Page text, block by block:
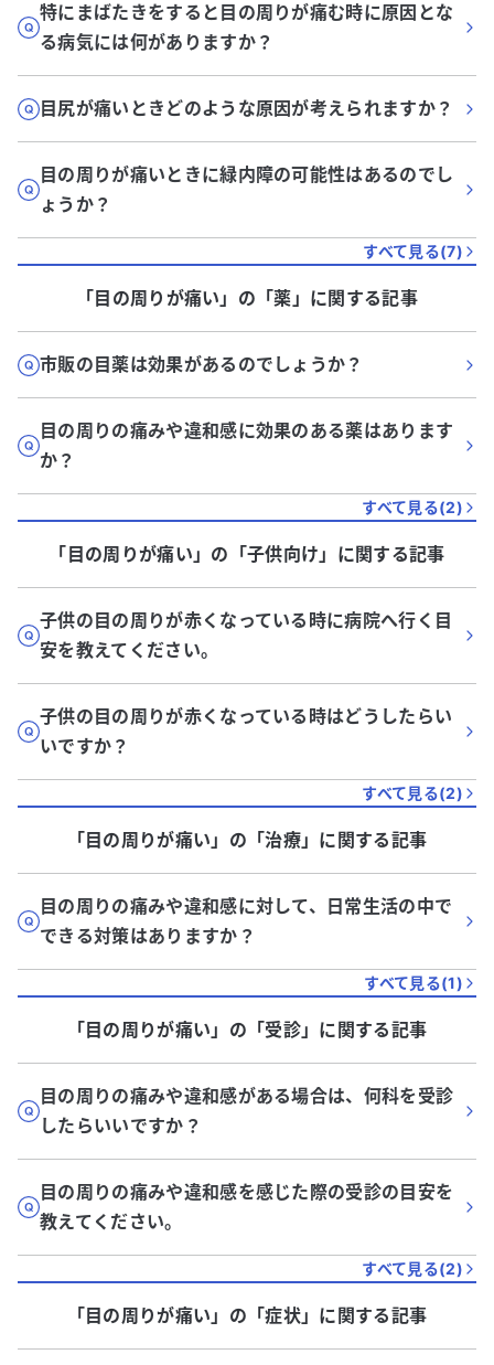
特にまばたきをすると目の周りが痛む時に原因とな
る病気には何がありますか？
目尻が痛いときどのような原因が考えられますか？
目の周りが痛いときに緑内障の可能性はあるのでし
ょうか？
すべて見る(7)
「目の周りが痛い」 の「薬 」に関する記事
市販の目薬は効果があるのでしょうか？
目の周りの痛みや違和感に効果のある薬はあります
か？
すべて見る(2)
「目の周りが痛い」 の「子供向け 」に関する記事
子供の目の周りが赤くなっている時に病院へ行く目
安を教えてください。
子供の目の周りが赤くなっている時はどうしたらい
いですか？
すべて見る(2)
「目の周りが痛い」 の「治療」に関する記事
目の周りの痛みや違和感に対して、日常生活の中で
できる対策はありますか？
すべて見る(1)
「目の周りが痛い」 の「受診」に関する記事
目の周りの痛みや違和感がある場合は、何科を受診
したらいいですか？
目の周りの痛みや違和感を感じた際の受診の目安を
教えてください。
すべて見る(2)
「目の周りが痛い」 の「症状」に関する記事